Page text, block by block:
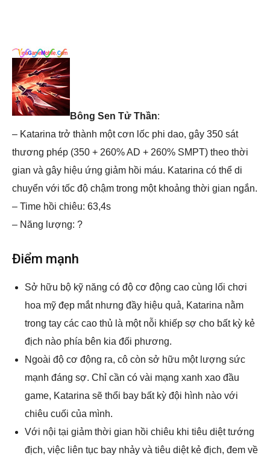
Bông Sen Tử Thần:
– Katarina trở thành một cơn lốc phi dao, gây 350 sát
thương phép (350 + 260% AD + 260% SMPT) theo thời
gian và gây hiệu ứng giảm hồi máu. Katarina có thể di
chuyển với tốc độ chậm trong một khoảng thời gian ngắn.
– Time hồi chiêu: 63,4s
– Năng lượng: ?
Điểm mạnh
Sở hữu bộ kỹ năng có độ cơ động cao cùng lối chơi
hoa mỹ đẹp mắt nhưng đầy hiệu quả, Katarina nằm
trong tay các cao thủ là một nỗi khiếp sợ cho bất kỳ kẻ
địch nào phía bên kia đối phương.
Ngoài độ cơ động ra, cô còn sở hữu một lượng sức
mạnh đáng sợ. Chỉ cần có vài mạng xanh xao đầu
game, Katarina sẽ thổi bay bất kỳ đội hình nào với
chiêu cuối của mình.
Với nội tại giảm thời gian hồi chiêu khi tiêu diệt tướng
địch, việc liên tục bay nhảy và tiêu diệt kẻ địch, đem về